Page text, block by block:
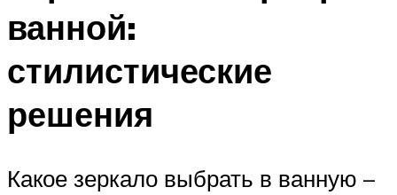
ванной:
стилистические
решения
Какое зеркало выбрать в ванную –